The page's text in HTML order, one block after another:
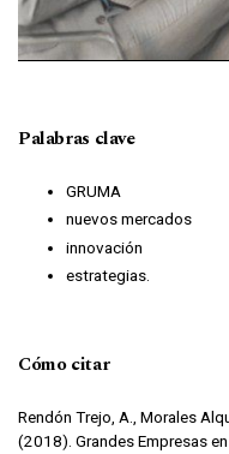
Palabras clave
GRUMA
nuevos mercados
innovación
estrategias.
Cómo citar
Rendón Trejo, A., Morales
(2018). Grandes Empresas